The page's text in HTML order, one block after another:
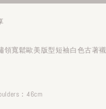
領寬鬆歐美版型短袖白色古著
：46cm